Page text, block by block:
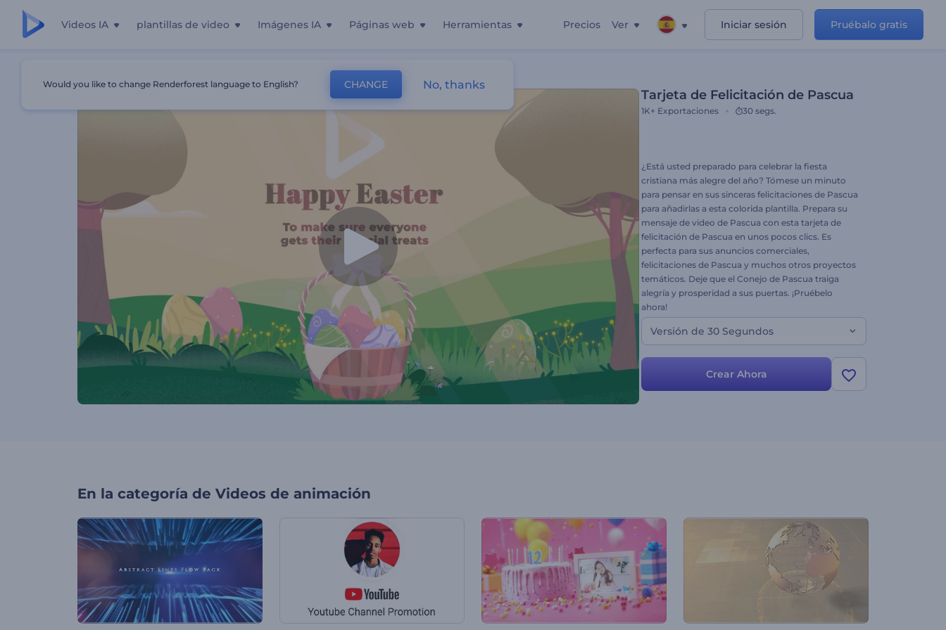
Videos IA plantillas de video Imágenes IA Páginas web Herramientas Precios Ver Iniciar sesión Pruébalo gratis
Tarjeta de Felicitación de Pascua
1K+ Exportaciones 30 segs.
¿Está usted preparado para celebrar la fiesta
cristiana más alegre del año? Tómese un minuto
para pensar en sus sinceras felicitaciones de Pascua
para añadirlas a esta colorida plantilla. Prepara su
mensaje de video de Pascua con esta tarjeta de
felicitación de Pascua en unos pocos clics. Es
perfecta para sus anuncios comerciales,
felicitaciones de Pascua y muchos otros proyectos
temáticos. Deje que el Conejo de Pascua traiga
alegría y prosperidad a sus puertas. ¡Pruébelo
ahora!
Versión de 30 Segundos
Crear Ahora
En la categoría de Videos de animación
Would you like to change Renderforest language to English? CHANGE No, thanks